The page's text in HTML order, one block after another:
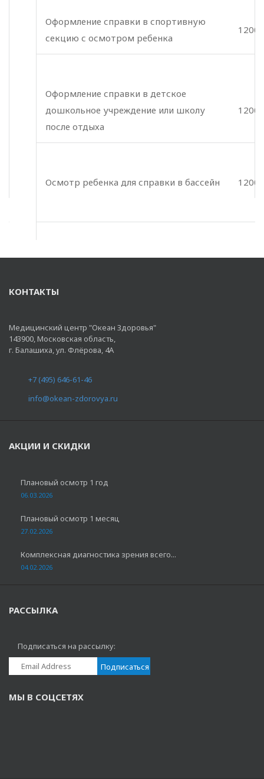
Оформление справки в спортивную
секцию с осмотром ребенка
1200
Оформление справки в детское
дошкольное учреждение или школу
после отдыха
1200
Осмотр ребенка для справки в бассейн 1200
КОНТАКТЫ
Медицинский центр "Океан Здоровья"
143900, Московская область,
г. Балашиха, ул. Флёрова, 4А
+7 (495) 646-61-46
info@okean-zdorovya.ru
АКЦИИ И СКИДКИ
Плановый осмотр 1 год
06.03.2026
Плановый осмотр 1 месяц
27.02.2026
Комплексная диагностика зрения всего...
04.02.2026
РАССЫЛКА
Подписаться на рассылку:
МЫ В СОЦСЕТЯХ